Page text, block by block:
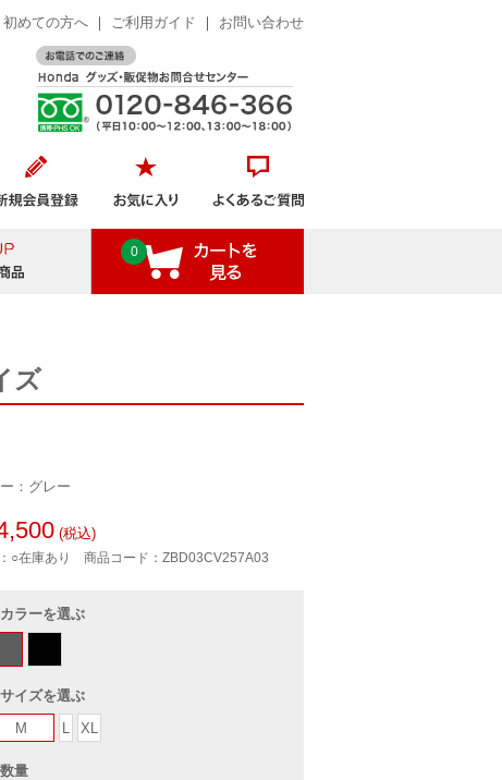
初めての方へ ｜ ご利用ガイド ｜ お問い合わせ
おすすめ商品
0
ズ
：グレー
(税込)
○在庫あり 商品コード：ZBD03CV257A03
カラーを選ぶ
サイズを選ぶ
M
L XL
数量